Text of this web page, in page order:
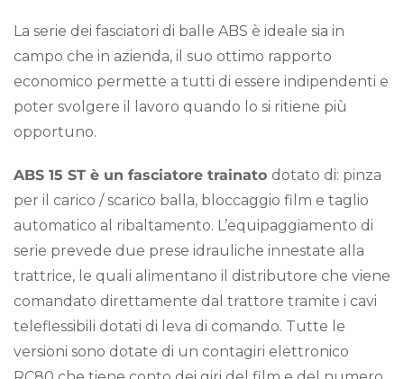
La serie dei fasciatori di balle ABS è ideale sia in
campo che in azienda, il suo ottimo rapporto
economico permette a tutti di essere indipendenti e
poter svolgere il lavoro quando lo si ritiene più
opportuno.
ABS 15 ST è un fasciatore trainato dotato di: pinza
per il carico / scarico balla, bloccaggio film e taglio
automatico al ribaltamento. L’equipaggiamento di
serie prevede due prese idrauliche innestate alla
trattrice, le quali alimentano il distributore che viene
comandato direttamente dal trattore tramite i cavi
teleflessibili dotati di leva di comando. Tutte le
versioni sono dotate di un contagiri elettronico